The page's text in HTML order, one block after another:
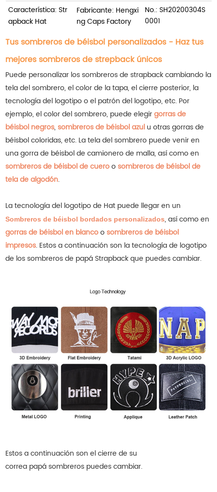
Característica: Str
apback Hat
Fabricante: Hengxi
ng Caps Factory
No.: SH20200304S
0001
Tus sombreros de béisbol personalizados - Haz tus
mejores sombreros de strepback únicos
Puede personalizar los sombreros de strapback cambiando la
tela del sombrero, el color de la tapa, el cierre posterior, la
tecnología del logotipo o el patrón del logotipo, etc. Por
ejemplo, el color del sombrero, puede elegirgorras de
béisbol negros, sombreros de béisbol azul u otras gorras de
béisbol coloridas, etc. La tela del sombrero puede venir en
una gorra de béisbol de camionero de malla, así como en
sombreros de béisbol de cueroo sombreros de béisbol de
tela de algodón.
La tecnología del logotipo de Hat puede llegar en un
Sombreros de béisbol bordados personalizados, así como en
gorras de béisbol en blancoo sombreros de béisbol
impresos. Estos a continuación son la tecnología de logotipo
de los sombreros de papá Strapback que puedes cambiar.
Estos a continuación son el cierre de su
correa papásombreros puedes cambiar.